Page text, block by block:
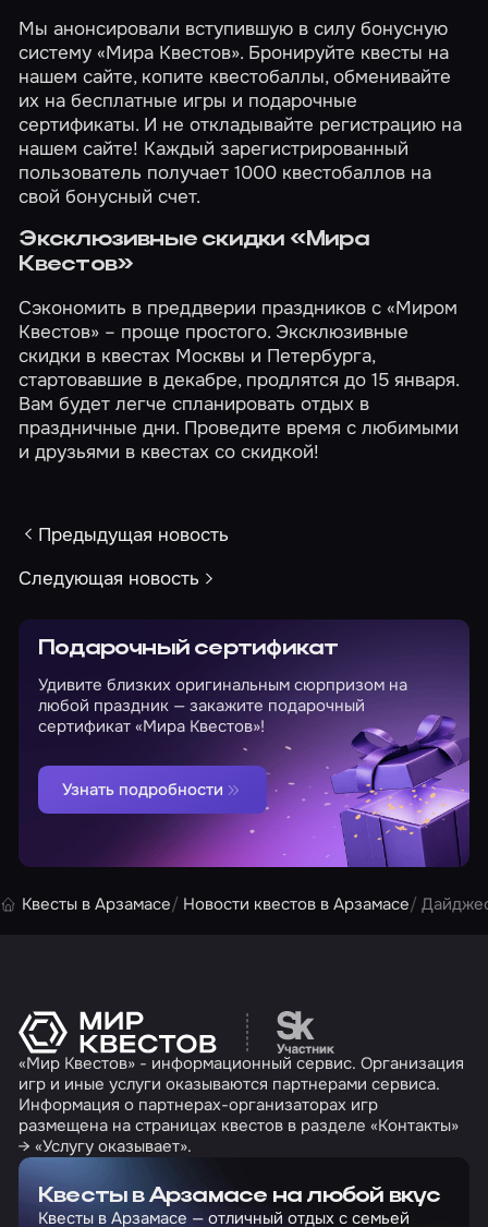
Мы анонсировали вступившую в силу бонусную
систему «Мира Квестов». Бронируйте квесты на
нашем сайте, копите квестобаллы, обменивайте
их на бесплатные игры и подарочные
сертификаты. И не откладывайте регистрацию на
нашем сайте! Каждый зарегистрированный
пользователь получает 1000 квестобаллов на
свойбонусный счет.
Эксклюзивные скидки «Мира
Квестов»
Сэкономить в преддверии праздников с «Миром
Квестов» – проще простого. Эксклюзивные
скидки в квестах Москвы и Петербурга,
стартовавшие в декабре, продлятся до 15 января.
Вам будет легче спланировать отдых в
праздничные дни. Проведите время с любимыми
и друзьями в квестах со скидкой!
Предыдущая новость
Следующая новость
Подарочный сертификат
Удивите близких оригинальным сюрпризом на
любой праздник — закажите подарочный
сертификат «Мира Квестов»!
Узнать подробности
Квесты в Арзамасе Новости квестов в Арзамасе
Перейти на сайт
«Мир Квестов» - информационный сервис. Организация
игр и иные услуги оказываются партнерами сервиса.
Информация о партнерах-организаторах игр
размещена на страницах квестов в разделе «Контакты»
→ «Услугу оказывает».
Квесты в Арзамасе на любой вкус
Квесты в Арзамасе — отличный отдых с семьей